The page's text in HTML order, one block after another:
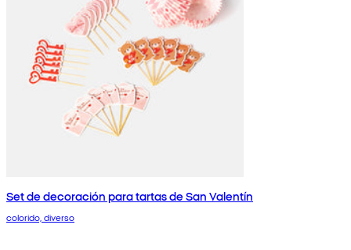
Set de decoración para tartas de San Valentín
colorido, diverso